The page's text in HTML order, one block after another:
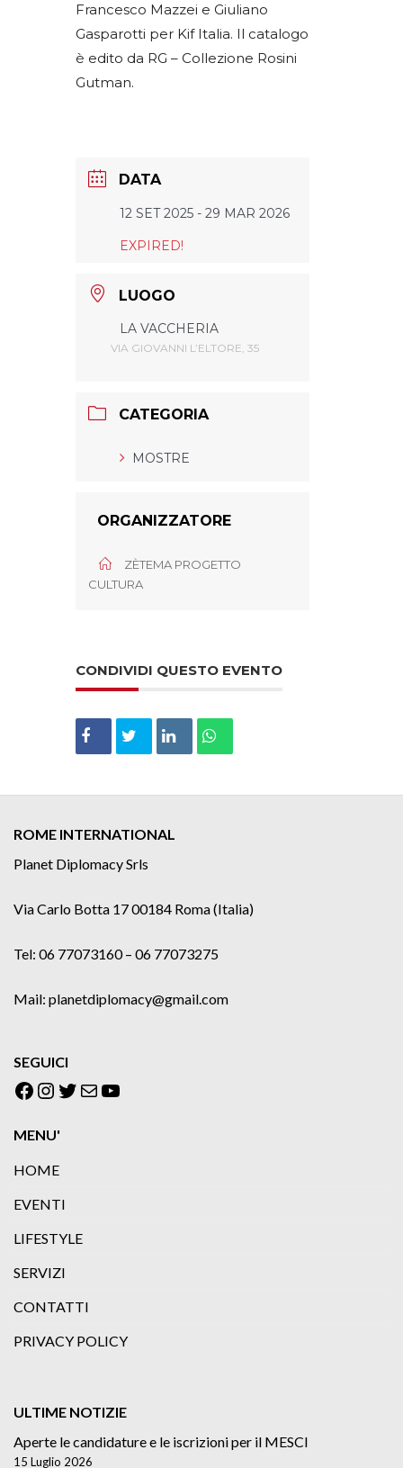
Francesco Mazzei e Giuliano
Gasparotti per Kif Italia. Il catalogo
è edito da RG – Collezione Rosini
Gutman.
DATA
12 SET 2025 - 29 MAR 2026
EXPIRED!
LUOGO
LA VACCHERIA
VIA GIOVANNI L’ELTORE, 35
CATEGORIA
MOSTRE
ORGANIZZATORE
ZÈTEMA PROGETTO
CULTURA
CONDIVIDI QUESTO EVENTO
ROME INTERNATIONAL
Planet Diplomacy Srls
Via Carlo Botta 17 00184 Roma (Italia)
Tel: 06 77073160 – 06 77073275
Mail: planetdiplomacy@gmail.com
SEGUICI
Facebook
Instagram
Twitter
EmailYouTube
MENU'
HOME
EVENTI
LIFESTYLE
SERVIZI
CONTATTI
PRIVACY POLICY
ULTIME NOTIZIE
Aperte le candidature e le iscrizioni per il MESCI
15 Luglio 2026